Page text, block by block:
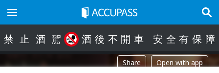
禁 止 酒 駕 酒 後 不 開 車 安 全 有 保 障
Share Open with app